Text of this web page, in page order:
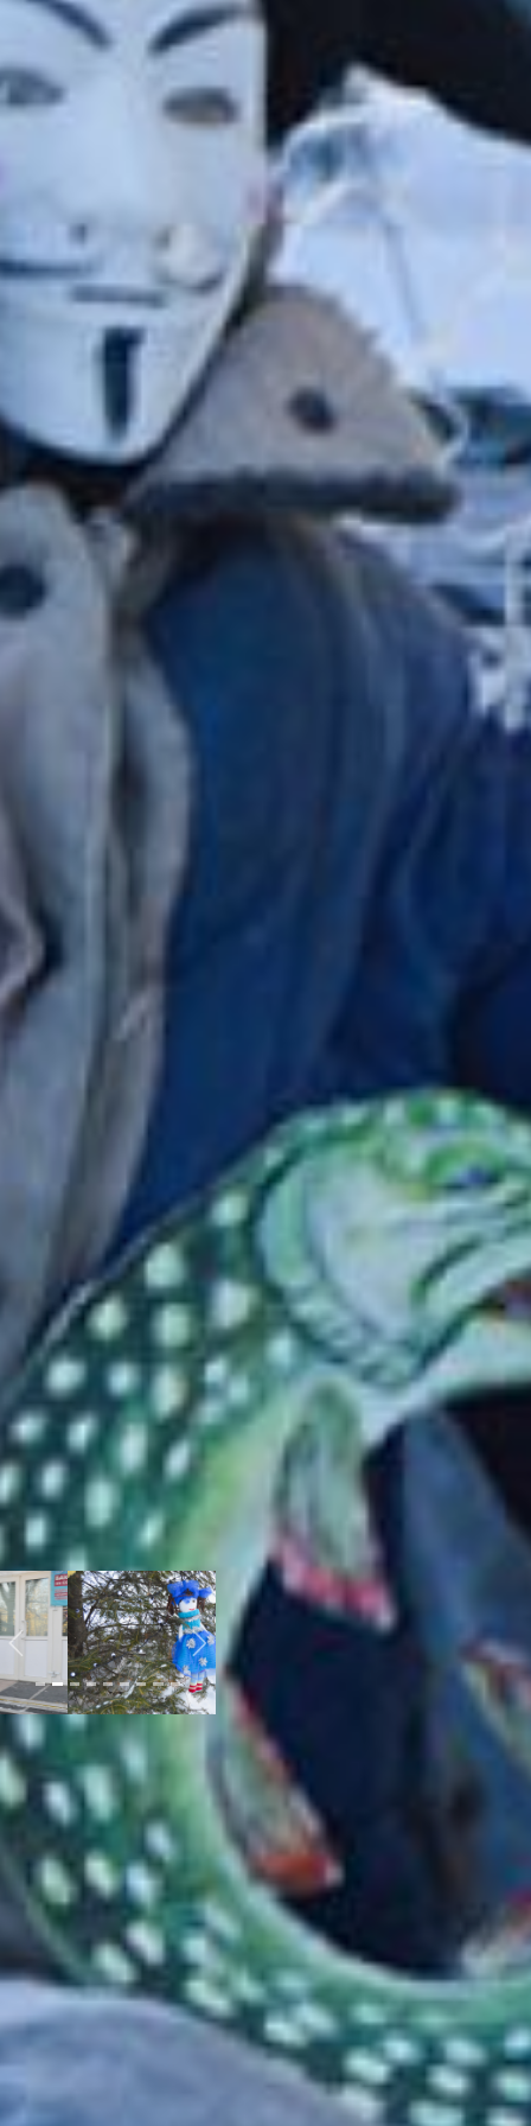
Предновогоднее чудо
встречает посетителей
десятой поликлиники с
порога – самодельный
олень с мишурой на шее
организованного в
больнице имени Воино-
Ясенецкого, чтобы
отвлечь персонал от
работы в красной зоне.
Оказалось, занятость –
творчеству не помеха, и в
включились многие
сотрудники. В том числе и
Максим Толочко,
участковый врач-
терапевт и создатель
Максим скромно
рассказал о своей
работе: тело из
пластиковой бочки,
верёвки, а для рогов
пригодилась старая
сушилка из дома. А на
меховую отделку пошла
вполне согласится.
– Я люблю делать своими
руками. Если делаю, то
делаю на совесть.
Стараюсь для семьи,
дачи, квартиры и люблю
вообще ремонт. Я
наступает другой олень
«приёмного отделения»,
обитающий уже в
больничном дворе. Стоит
он в настоящей зимней
сказке – снег, ёлка с
самодельными
игрушками, а вдали даже
притаилась Баба-Яга.
Пугает непривитых или
тех, кто без бахил? А вот
реанимационный олень с
санями уносит
маленького зайчика в
страну далёкую.
украшения на новый год
2022
Previous Next
Настоящей колдунье и
зима не помешает
щегольнуть нарядом и
котом
Загруженность у
приёмного отделения
тоже большая и тут,
казалось бы, не до
конкурсов, но
вдохновение пришло. А
работали сообща: один